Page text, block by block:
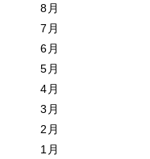
8月
7月
6月
5月
4月
3月
2月
1月